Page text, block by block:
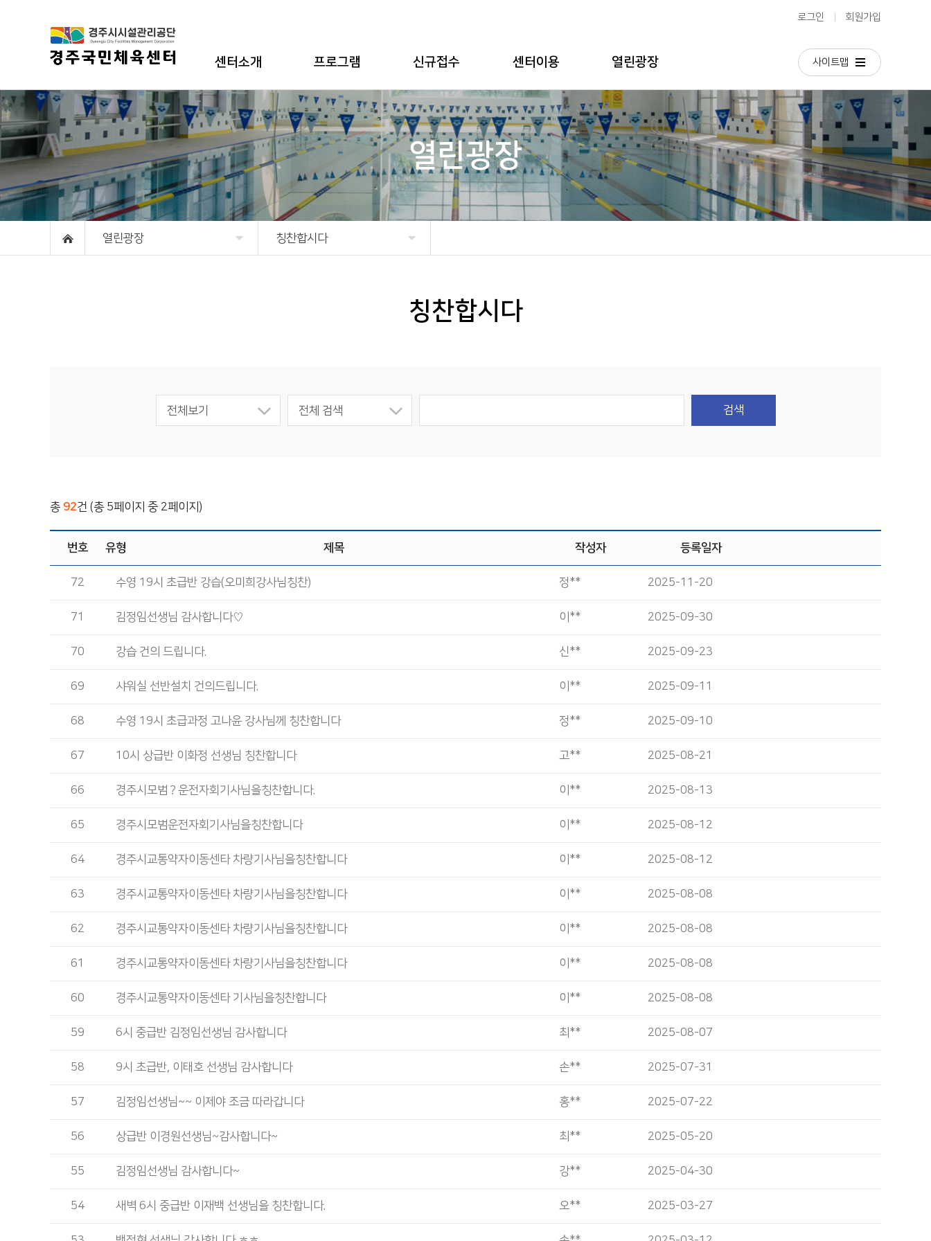
로그인 회원가입
센터소개
인사말
시설현황
조직도
강사안내
오시는길
프로그램
수영/아쿠아로빅
체력단련(헬스)
GX(Group eXercise)
신규접수
수강신청
센터이용
센터이용안내
이용요금안내
접수안내
등록절차안내
무인자동화시스템 안내
열린광장
공지사항
이달의일정
갤러리 영상
자주묻는질문
사이트맵
열린광장
열린광장 칭찬합시다
칭찬합시다
전체보기 전체 검색 검색
총 92건 (총 5페이지 중 2페이지)
번호 유형 제목 작성자 등록일자
72 수영 19시 초급반 강습(오미희강사님칭찬) 정** 2025-11-20
71 김정임선생님 감사합니다♡ 이** 2025-09-30
70 강습 건의 드립니다. 신** 2025-09-23
69 샤워실 선반설치 건의드립니다. 이** 2025-09-11
68 수영 19시 초급과정 고나윤 강사님께 칭찬합니다 정** 2025-09-10
67 10시 상급반 이화정 선생님 칭찬합니다 고** 2025-08-21
66 경주시모범？운전자회기사님을칭찬합니다. 이** 2025-08-13
65 경주시모범운전자회기사님을칭찬합니다 이** 2025-08-12
64 경주시교통약자이동센타 차량기사님을칭찬합니다 이** 2025-08-12
63 경주시교통약자이동센타 차량기사님을칭찬합니다 이** 2025-08-08
62 경주시교통약자이동센타 차량기사님을칭찬합니다 이** 2025-08-08
61 경주시교통약자이동센타 차량기사님을칭찬합니다 이** 2025-08-08
60 경주시교통약자이동센타 기사님을칭찬합니다 이** 2025-08-08
59 6시 중급반 김정임선생님 감사합니다 최** 2025-08-07
58 9시 초급반, 이태호 선생님 감사합니다 손** 2025-07-31
57 김정임선생님~~ 이제야 조금 따라갑니다 홍** 2025-07-22
56 상급반 이경원선생님~감사합니다~ 최** 2025-05-20
55 김정임선생님 감사합니다~ 강** 2025-04-30
54 새벽 6시 중급반 이재백 선생님을 칭찬합니다. 오** 2025-03-27